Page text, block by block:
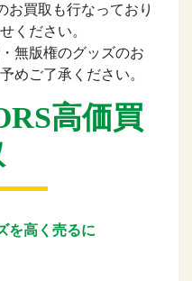
お買取も行なっており
ください。
無版権のグッズのお
めご了承ください。
高価買
を高く売るに